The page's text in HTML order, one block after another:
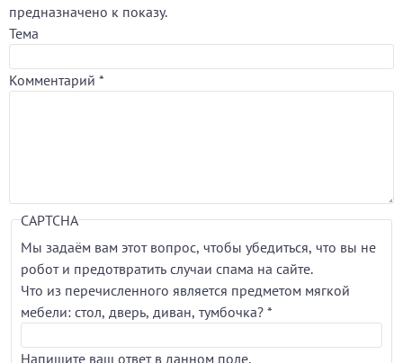
предназначено к показу.
Тема
Комментарий *
CAPTCHA
Мы задаём вам этот вопрос, чтобы убедиться, что вы не
робот и предотвратить случаи спама на сайте.
Что из перечисленного является предметом мягкой
мебели: стол, дверь, диван, тумбочка? *
Напишите ваш ответ в данном поле.